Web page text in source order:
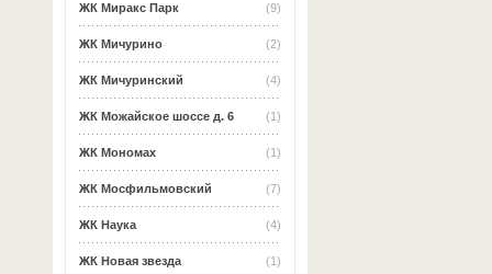
(9)
ЖК Миракс Парк
(2)
ЖК Мичурино
(4)
ЖК Мичуринский
(1)
ЖК Можайское шоссе д. 6
(1)
ЖК Мономах
(7)
ЖК Мосфильмовский
(4)
ЖК Наука
(1)
ЖК Новая звезда